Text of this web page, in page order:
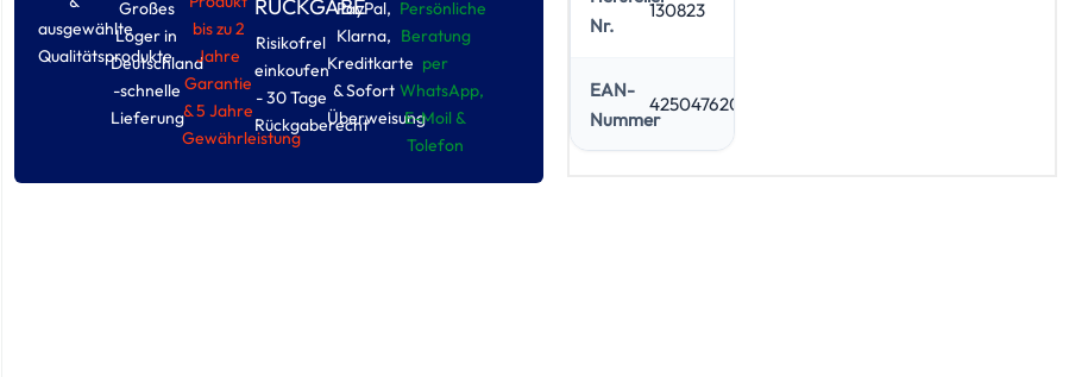
ausgewählte
Qualitätsprodukte
Großes
Loger in
Deutschland
-schnelle
Lieferung
bis zu 2
Jahre
Garantie
& 5 Jahre
Gewährleistung
RÜCKGABE
Risikofrel
einkoufen
- 30 Tage
Rückgaberecht
PayPal,
Klarna,
Kreditkarte
& Sofort
Überweisung
Persönliche
Beratung
per
WhatsApp,
E-Moil &
Tolefon
Nr.
130823
EAN-
Nummer
4250476208233